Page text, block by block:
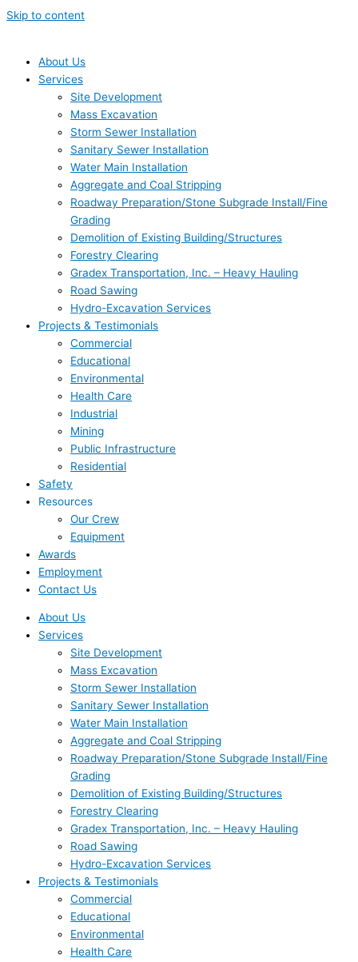
Skip to content
About Us
Services
Site Development
Mass Excavation
Storm Sewer Installation
Sanitary Sewer Installation
Water Main Installation
Aggregate and Coal Stripping
Roadway Preparation/Stone Subgrade Install/Fine
Grading
Demolition of Existing Building/Structures
Forestry Clearing
Gradex Transportation, Inc. – Heavy Hauling
Road Sawing
Hydro-Excavation Services
Projects & Testimonials
Commercial
Educational
Environmental
Health Care
Industrial
Mining
Public Infrastructure
Residential
Safety
Resources
Our Crew
Equipment
Awards
Employment
Contact Us
About Us
Services
Site Development
Mass Excavation
Storm Sewer Installation
Sanitary Sewer Installation
Water Main Installation
Aggregate and Coal Stripping
Roadway Preparation/Stone Subgrade Install/Fine
Grading
Demolition of Existing Building/Structures
Forestry Clearing
Gradex Transportation, Inc. – Heavy Hauling
Road Sawing
Hydro-Excavation Services
Projects & Testimonials
Commercial
Educational
Environmental
Health Care